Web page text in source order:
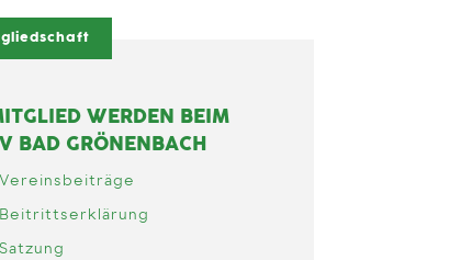
WERDEN BEIM
BAD GRÖNENBACH
Vereinsbeiträge
Beitrittserklärung
Satzung